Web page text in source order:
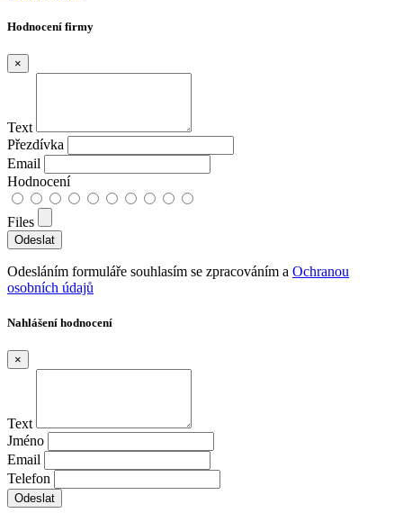
Hodnocení firmy
×
Text
Přezdívka
Email
Hodnocení
Files
Odesláním formuláře souhlasím se zpracováním a Ochranou
osobních údajů
Nahlášení hodnocení
×
Text
Jméno
Email
Telefon